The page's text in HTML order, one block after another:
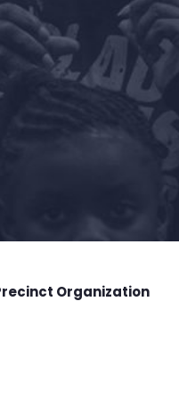
Organization